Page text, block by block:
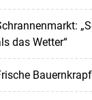
das Wetter“